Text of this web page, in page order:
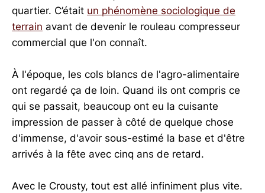
quartier. C’était un phénomène sociologique de
terrain avant de devenir le rouleau compresseur
commercial que l'on connaît.
À l'époque, les cols blancs de l'agro-alimentaire
ont regardé ça de loin. Quand ils ont compris ce
qui se passait, beaucoup ont eu la cuisante
impression de passer à côté de quelque chose
d'immense, d'avoir sous-estimé la base et d'être
arrivés à la fête avec cinq ans de retard.
Avec le Crousty, tout est allé infiniment plus vite.